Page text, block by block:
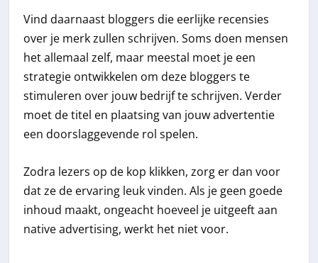
Vind daarnaast bloggers die eerlijke recensies
over je merk zullen schrijven. Soms doen mensen
het allemaal zelf, maar meestal moet je een
strategie ontwikkelen om deze bloggers te
stimuleren over jouw bedrijf te schrijven. Verder
moet de titel en plaatsing van jouw advertentie
een doorslaggevende rol spelen.
Zodra lezers op de kop klikken, zorg er dan voor
dat ze de ervaring leuk vinden. Als je geen goede
inhoud maakt, ongeacht hoeveel je uitgeeft aan
native advertising, werkt het niet voor.